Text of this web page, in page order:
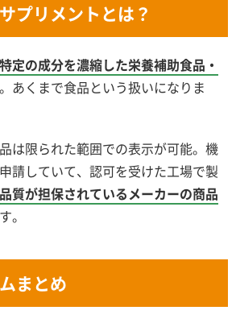
プリメントとは？
特定の成分を濃縮した栄養補助食品・
。あくまで食品という扱いになりま
は限られた範囲での表示が可能。機
請していて、認可を受けた工場で製
品質が担保されているメーカーの商品
。
まとめ